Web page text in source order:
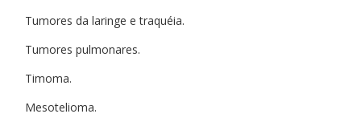
Tumores da laringe e traquéia.
Tumores pulmonares.
Timoma.
Mesotelioma.